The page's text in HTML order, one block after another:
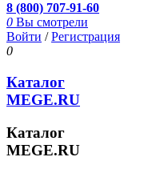
8 (800) 707-91-60
0 Вы смотрели
Войти /Регистрация
0
Каталог
MEGE.RU
Каталог
MEGE.RU